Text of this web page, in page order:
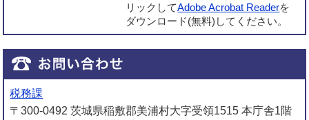
リックしてAdobe Acrobat Readerを
ダウンロード(無料)してください。
税務課
〒300-0492 茨城県稲敷郡美浦村大字受領1515 本庁舎1階